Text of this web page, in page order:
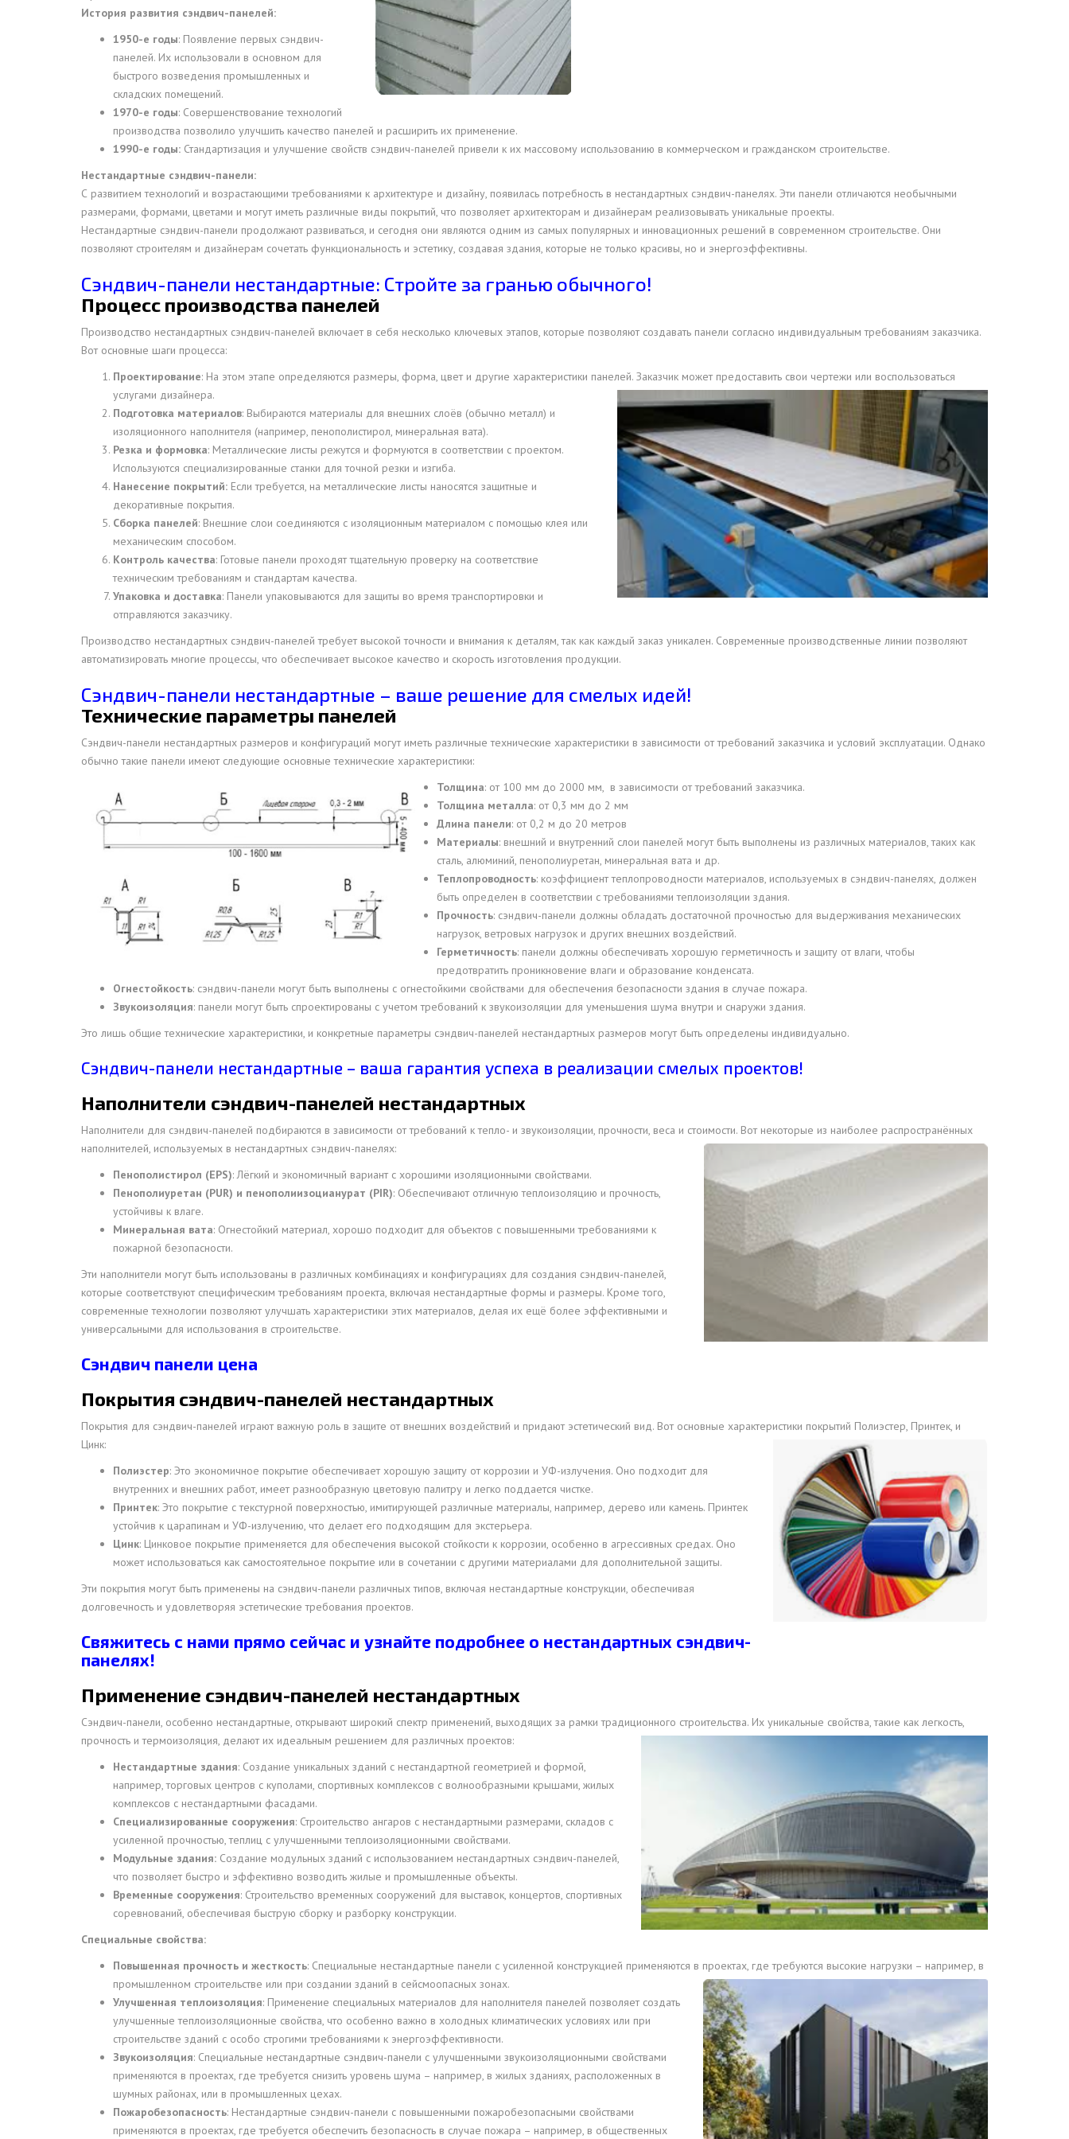
ДЫМОВАЯ ТРУБА 25 М ТРЕХСТВОЛЬНАЯ
САМОНЕСУЩАЯ
ДЫМОВАЯ ТРУБА 35 М ДВУХСТВОЛЬНАЯ
САМОНЕСУЩАЯ
ДЫМОВАЯ ТРУБА 30 М ДВУХСТВОЛЬНАЯ
САМОНЕСУЩАЯ
ДЫМОВАЯ ТРУБА 25 М ДВУХСТВОЛЬНАЯ
ДЫМОВАЯ ТРУБА 23 М ОДНОСТВОЛЬНАЯ
САМОНЕСУЩАЯ
ДЫМОВАЯ ТРУБА 21 М ОДНОСТВОЛЬНАЯ
ДЫМОВАЯ ТРУБА 19 М ОДНОСТВОЛЬНАЯ
САМОНЕСУЩАЯ
ДЫМОВАЯ ТРУБА 17 М ОДНОСТВОЛЬНАЯ
ДЫМОВАЯ ТРУБА 15 М ОДНОСТВОЛЬНАЯ
ДЫМОВАЯ ТРУБА 13 М ОДНОСТВОЛЬНАЯ
САМОНЕСУЩАЯ
ДЫМОВАЯ ТРУБА 11 М ОДНОСТВОЛЬНАЯ
САМОНЕСУЩАЯ
История развития сэндвич-панелей:
1950-е годы: Появление первых сэндвич-
панелей. Их использовали в основном для
быстрого возведения промышленных и
складских помещений.
1970-е годы: Совершенствование технологий
производства позволило улучшить качество панелей и расширить их применение.
1990-е годы: Стандартизация и улучшение свойств сэндвич-панелей привели к их массовому использованию в коммерческом и гражданском строительстве.
Нестандартные сэндвич-панели:
С развитием технологий и возрастающими требованиями к архитектуре и дизайну, появилась потребность в нестандартных сэндвич-панелях. Эти панели отличаются необычными
размерами, формами, цветами и могут иметь различные виды покрытий, что позволяет архитекторам и дизайнерам реализовывать уникальные проекты.
Нестандартные сэндвич-панели продолжают развиваться, и сегодня они являются одним из самых популярных и инновационных решений в современном строительстве. Они
позволяют строителям и дизайнерам сочетать функциональность и эстетику, создавая здания, которые не только красивы, но и энергоэффективны.
Сэндвич-панели нестандартные: Стройте за гранью обычного!
Процесс производства панелей
Производство нестандартных сэндвич-панелей включает в себя несколько ключевых этапов, которые позволяют создавать панели согласно индивидуальным требованиям заказчика.
Вот основные шаги процесса:
Проектирование: На этом этапе определяются размеры, форма, цвет и другие характеристики панелей. Заказчик может предоставить свои чертежи или воспользоваться
услугами дизайнера.
Подготовка материалов: Выбираются материалы для внешних слоёв (обычно металл) и
изоляционного наполнителя (например, пенополистирол, минеральная вата).
Резка и формовка: Металлические листы режутся и формуются в соответствии с проектом.
Используются специализированные станки для точной резки и изгиба.
Нанесение покрытий: Если требуется, на металлические листы наносятся защитные и
декоративные покрытия.
Сборка панелей: Внешние слои соединяются с изоляционным материалом с помощью клея или
механическим способом.
Контроль качества: Готовые панели проходят тщательную проверку на соответствие
техническим требованиям и стандартам качества.
Упаковка и доставка: Панели упаковываются для защиты во время транспортировки и
отправляются заказчику.
Производство нестандартных сэндвич-панелей требует высокой точности и внимания к деталям, так как каждый заказ уникален. Современные производственные линии позволяют
автоматизировать многие процессы, что обеспечивает высокое качество и скорость изготовления продукции.
Сэндвич-панели нестандартные – ваше решение для смелых идей!
Технические параметры панелей
Сэндвич-панели нестандартных размеров и конфигураций могут иметь различные технические характеристики в зависимости от требований заказчика и условий эксплуатации. Однако
обычно такие панели имеют следующие основные технические характеристики:
Толщина: от 100 мм до 2000 мм, в зависимости от требований заказчика.
Толщина металла: от 0,3 мм до 2 мм
Длина панели: от 0,2 м до 20 метров
Материалы: внешний и внутренний слои панелей могут быть выполнены из различных материалов, таких как
сталь, алюминий, пенополиуретан, минеральная вата и др.
Теплопроводность: коэффициент теплопроводности материалов, используемых в сэндвич-панелях, должен
быть определен в соответствии с требованиями теплоизоляции здания.
Прочность: сэндвич-панели должны обладать достаточной прочностью для выдерживания механических
нагрузок, ветровых нагрузок и других внешних воздействий.
Герметичность: панели должны обеспечивать хорошую герметичность и защиту от влаги, чтобы
предотвратить проникновение влаги и образование конденсата.
Огнестойкость: сэндвич-панели могут быть выполнены с огнестойкими свойствами для обеспечения безопасности здания в случае пожара.
Звукоизоляция: панели могут быть спроектированы с учетом требований к звукоизоляции для уменьшения шума внутри и снаружи здания.
Это лишь общие технические характеристики, и конкретные параметры сэндвич-панелей нестандартных размеров могут быть определены индивидуально.
Сэндвич-панели нестандартные – ваша гарантия успеха в реализации смелых проектов!
Наполнители сэндвич-панелей нестандартных
Наполнители для сэндвич-панелей подбираются в зависимости от требований к тепло- и звукоизоляции, прочности, веса и стоимости. Вот некоторые из наиболее распространённых
наполнителей, используемых в нестандартных сэндвич-панелях:
Пенополистирол (EPS): Лёгкий и экономичный вариант с хорошими изоляционными свойствами.
Пенополиуретан (PUR) и пенополиизоцианурат (PIR): Обеспечивают отличную теплоизоляцию и прочность,
устойчивы к влаге.
Минеральная вата: Огнестойкий материал, хорошо подходит для объектов с повышенными требованиями к
пожарной безопасности.
Эти наполнители могут быть использованы в различных комбинациях и конфигурациях для создания сэндвич-панелей,
которые соответствуют специфическим требованиям проекта, включая нестандартные формы и размеры. Кроме того,
современные технологии позволяют улучшать характеристики этих материалов, делая их ещё более эффективными и
универсальными для использования в строительстве.
Сэндвич панели цена
Покрытия сэндвич-панелей нестандартных
Покрытия для сэндвич-панелей играют важную роль в защите от внешних воздействий и придают эстетический вид. Вот основные характеристики покрытий Полиэстер, Принтек, и
Цинк:
Полиэстер: Это экономичное покрытие обеспечивает хорошую защиту от коррозии и УФ-излучения. Оно подходит для
внутренних и внешних работ, имеет разнообразную цветовую палитру и легко поддается чистке.
Принтек: Это покрытие с текстурной поверхностью, имитирующей различные материалы, например, дерево или камень. Принтек
устойчив к царапинам и УФ-излучению, что делает его подходящим для экстерьера.
Цинк: Цинковое покрытие применяется для обеспечения высокой стойкости к коррозии, особенно в агрессивных средах. Оно
может использоваться как самостоятельное покрытие или в сочетании с другими материалами для дополнительной защиты.
Эти покрытия могут быть применены на сэндвич-панели различных типов, включая нестандартные конструкции, обеспечивая
долговечность и удовлетворяя эстетические требования проектов.
Свяжитесь с нами прямо сейчас и узнайте подробнее о нестандартных сэндвич-
панелях!
Применение сэндвич-панелей нестандартных
Сэндвич-панели, особенно нестандартные, открывают широкий спектр применений, выходящих за рамки традиционного строительства. Их уникальные свойства, такие как легкость,
прочность и термоизоляция, делают их идеальным решением для различных проектов:
Нестандартные здания: Создание уникальных зданий с нестандартной геометрией и формой,
например, торговых центров с куполами, спортивных комплексов с волнообразными крышами, жилых
комплексов с нестандартными фасадами.
Специализированные сооружения: Строительство ангаров с нестандартными размерами, складов с
усиленной прочностью, теплиц с улучшенными теплоизоляционными свойствами.
Модульные здания: Создание модульных зданий с использованием нестандартных сэндвич-панелей,
что позволяет быстро и эффективно возводить жилые и промышленные объекты.
Временные сооружения: Строительство временных сооружений для выставок, концертов, спортивных
соревнований, обеспечивая быструю сборку и разборку конструкции.
Специальные свойства:
Повышенная прочность и жесткость: Специальные нестандартные панели с усиленной конструкцией применяются в проектах, где требуются высокие нагрузки – например, в
промышленном строительстве или при создании зданий в сейсмоопасных зонах.
Улучшенная теплоизоляция: Применение специальных материалов для наполнителя панелей позволяет создать
улучшенные теплоизоляционные свойства, что особенно важно в холодных климатических условиях или при
строительстве зданий с особо строгими требованиями к энергоэффективности.
Звукоизоляция: Специальные нестандартные сэндвич-панели с улучшенными звукоизоляционными свойствами
применяются в проектах, где требуется снизить уровень шума – например, в жилых зданиях, расположенных в
шумных районах, или в промышленных цехах.
Пожаробезопасность: Нестандартные сэндвич-панели с повышенными пожаробезопасными свойствами
применяются в проектах, где требуется обеспечить безопасность в случае пожара – например, в общественных